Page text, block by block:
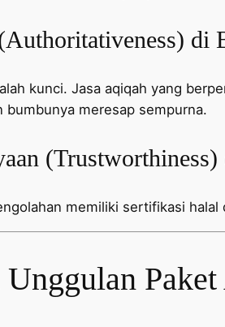
di
kunci. Jasa aqiqah yang
bumbunya meresap sempurna.
(Trustworthiness)
memiliki sertifikasi